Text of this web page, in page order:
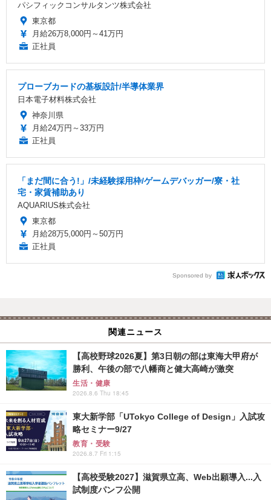
パシフィックコンサルタンツ株式会社
東京都
月給26万8,000円～41万円
正社員
プローブカードの基板設計/半導体業界
日本電子材料株式会社
神奈川県
月給24万円～33万円
正社員
「まだ間に合う!」/未経験採用枠/ゲームデバッガー/寮・社
宅・家賃補助あり
AQUARIUS株式会社
東京都
月給28万5,000円～50万円
正社員
Sponsored by
関連ニュース
【高校野球2026夏】第3日朝の部は東海大甲府が
勝利、午後の部で八幡商と健大高崎が激突
生活・健康
2026.8.6 Thu 18:45
東大新学部「UTokyo College of Design」入試攻
略セミナー9/27
教育・受験
2026.8.7 Fri 1:15
【高校受験2027】滋賀県立高、Web出願導入...入
試制度パンフ公開